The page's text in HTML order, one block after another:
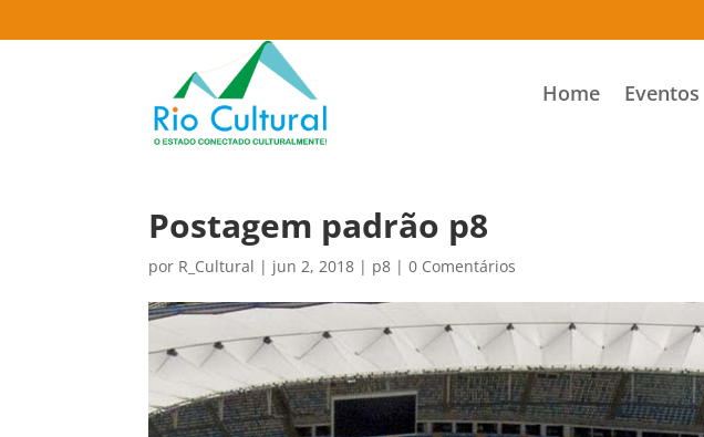
Home Eventos
Postagem padrão p8
por R_Cultural | jun 2, 2018 | p8 |0 Comentários